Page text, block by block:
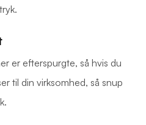
er efterspurgte, så hvis du
til din virksomhed, så snup